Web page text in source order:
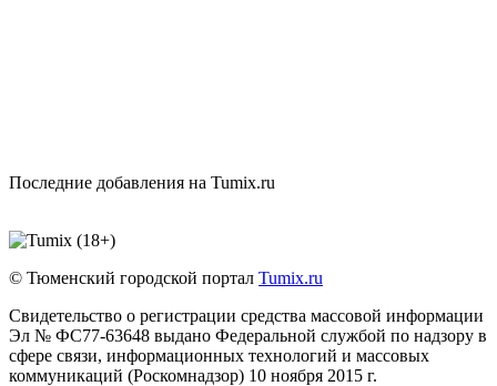
Последние добавления на Tumix.ru
© Тюменский городской портал Tumix.ru
Свидетельство о регистрации средства массовой информации
Эл № ФС77-63648 выдано Федеральной службой по надзору в
сфере связи, информационных технологий и массовых
коммуникаций (Роскомнадзор) 10 ноября 2015 г.